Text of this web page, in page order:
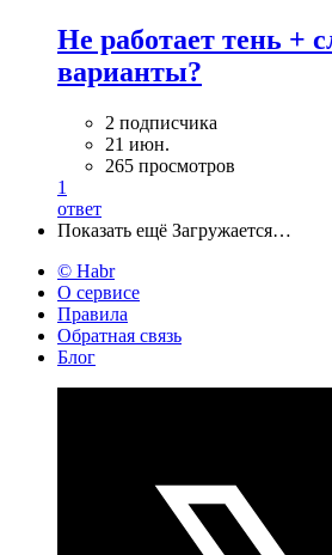
Не работает тень +
варианты?
2 подписчика
21 июн.
265 просмотров
1
ответ
Показать ещё Загружается…
© Habr
О сервисе
Правила
Обратная связь
Блог